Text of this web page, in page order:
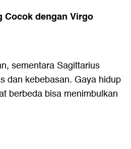
Cocok dengan Virgo
sementara Sagittarius
dan kebebasan. Gaya hidup
berbeda bisa menimbulkan